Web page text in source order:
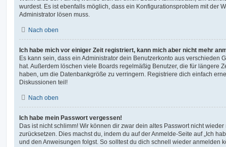
wurdest. Es ist ebenfalls möglich, dass ein Konfigurationsproblem mit der
Administrator lösen muss.
Nach oben
Ich habe mich vor einiger Zeit registriert, kann mich aber nicht mehr
Es kann sein, dass ein Administrator dein Benutzerkonto aus verschieden
hat. Außerdem löschen viele Boards regelmäßig Benutzer, die für längere
haben, um die Datenbankgröße zu verringern. Registriere dich einfach
Diskussionen teil!
Nach oben
Ich habe mein Passwort vergessen!
Das ist nicht schlimm! Wir können dir zwar dein altes Passwort nicht
zurücksetzen. Dies machst du, indem du auf der Anmelde-Seite auf „Ich
und den Anweisungen folgst. So solltest du dich schnell wieder anmelden